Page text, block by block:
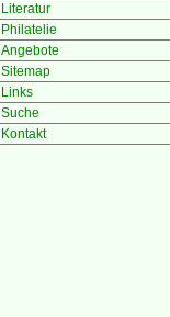
Literatur
Philatelie
Angebote
Sitemap
Links
Suche
Kontakt